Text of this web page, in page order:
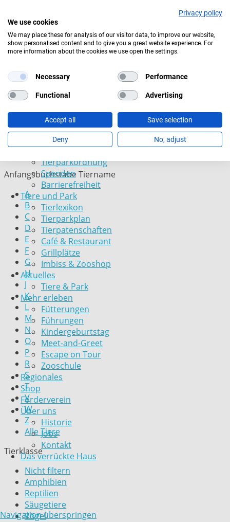
Navigation überspringen
Informationen
Eintrittspreise
Saisonkarten
Besuch mit Beeinträchtigungen
Veranstaltungen
Tierparkordnung
Spenden
Barrierefreiheit
Tiere und Park
Tierlexikon
Tierparkplan
Tierpatenschaften
Café & Restaurant
Grillplätze
Imbiss & Zooshop
Aktuelles
Tiere & Park
Mehr erleben
Fütterungen
Führungen
Kindergeburtstag
Meet-and-Greet
Escape on Tour
Zooschule
Regionales
Shop
Förderverein
Über uns
Historie
Jobs
Kontakt
Das verrückte Haus
Navigation überspringen
Tierlexikon
Hier finden Sie interessante und wissenswerte
Informationen über unsere Tiere. Fahren Sie mit der
Maus über die systematische Gliederung oder suchen
Sie in der alphabetischen Auflistung Tiernamen der
gesuchten Art.
Anfangsbuchstabe Tiername
A
B
C
D
E
F
G
H
J
K
L
M
N
O
P
R
S
T
V
W
Z
Alle Tiere
Tierklasse
Nicht filtern
Amphibien
Reptilien
Säugetiere
Vögel
Privacy policy
We use cookies
We may place these for analysis of our visitor data, to improve our website,
show personalised content and to give you a great website experience. For
more information about the cookies we use open the settings.
Necessary Performance
Functional Advertising
Accept all Save selection
Deny No, adjust